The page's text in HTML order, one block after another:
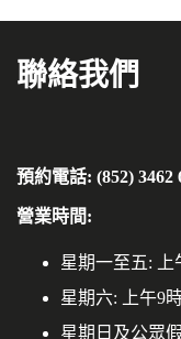
聯絡我們
預約電話: (852) 3462
營業時間:
星期一至五: 上
星期六: 上午9
星期日及公眾